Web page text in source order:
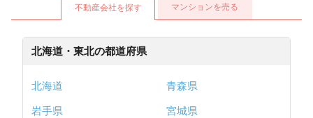
不動産会社を探す マンションを売る
北海道・東北の都道府県
北海道
青森県
岩手県
宮城県